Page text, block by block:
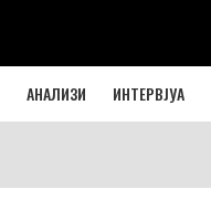
АНАЛИЗИ ИНТЕРВЈУА